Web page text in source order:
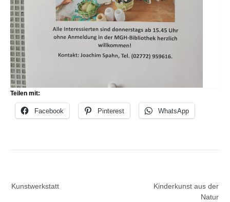
Teilen mit:
Facebook Pinterest WhatsApp
Kinderkunst aus der
Natur
Kunstwerkstatt